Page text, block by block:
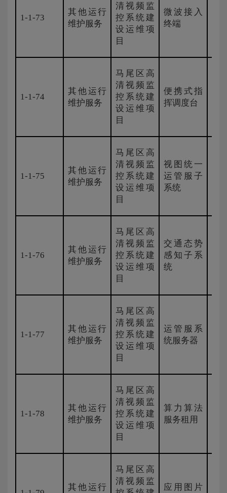
1-1-73
其他运行
维护服务
清视频监
控系统建
设运维项
目
微波接入
终端
1-1-74
其他运行
维护服务
马尾区高
清视频监
控系统建
设运维项
目
便携式指
挥调度台
1-1-75
其他运行
维护服务
马尾区高
清视频监
控系统建
设运维项
目
视图统一
运管服子
系统
1-1-76
其他运行
维护服务
马尾区高
清视频监
控系统建
设运维项
目
交通态势
感知子系
统
1-1-77
其他运行
维护服务
马尾区高
清视频监
控系统建
设运维项
目
运管服系
统服务器
1-1-78
其他运行
维护服务
马尾区高
清视频监
控系统建
设运维项
目
算力算法
服务租用
其他运行
马尾区高
清视频监
应用图片